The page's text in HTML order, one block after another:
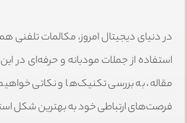
در دنیای دیجیتال امروز، مکالمات
استفاده از جملات مودبانه و حرفه‌ای در
مقاله، به بررسی تکنیک‌ها و نکاتی
فرصت‌های ارتباطی خود به بهترین شکل